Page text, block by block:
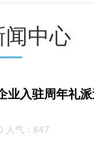
中心
业入驻周年礼
人气：847